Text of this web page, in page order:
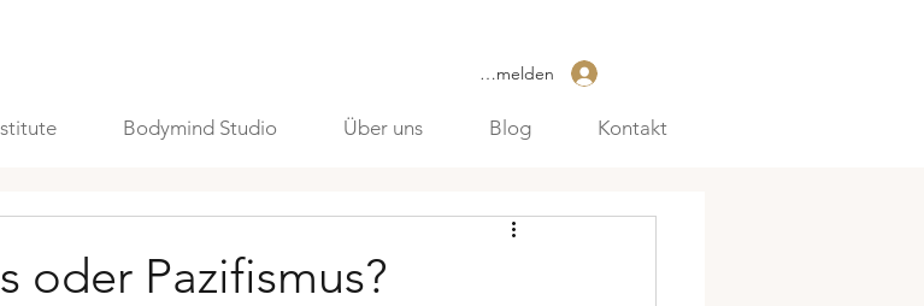
Bodymind Studio Über uns Blog Kontakt
Anmelden
oder Pazifismus?